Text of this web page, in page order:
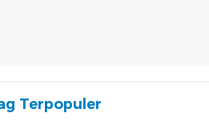
Terpopuler